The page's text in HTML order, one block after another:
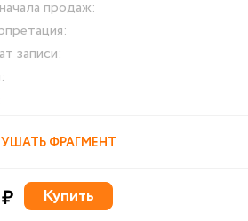
продаж:
записи:
ФРАГМЕНТ
Купить